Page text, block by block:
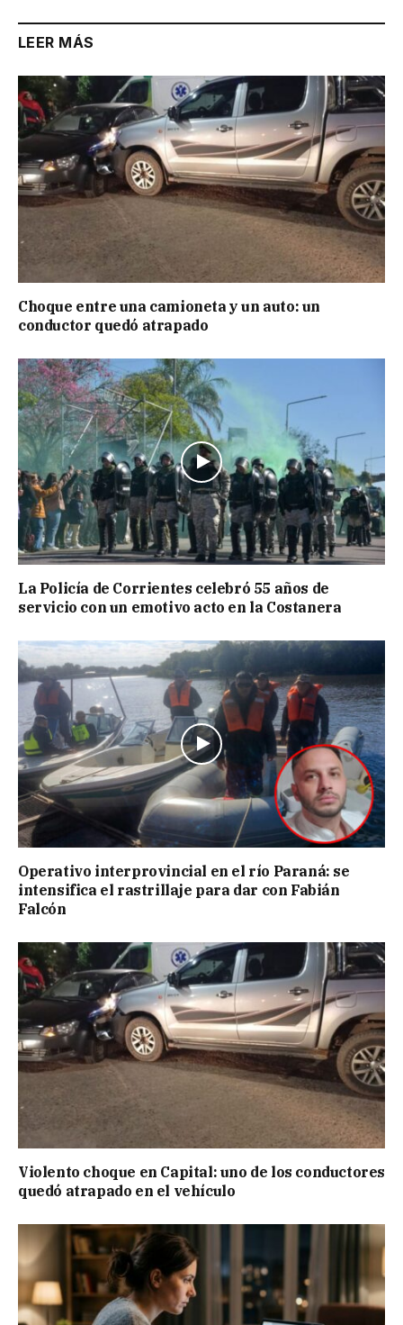
LEER MÁS
Choque entre una camioneta y un auto: un
conductor quedó atrapado
La Policía de Corrientes celebró 55 años de
servicio con un emotivo acto en la Costanera
Operativo interprovincial en el río Paraná: se
intensifica el rastrillaje para dar con Fabián
Falcón
Violento choque en Capital: uno de los conductores
quedó atrapado en el vehículo